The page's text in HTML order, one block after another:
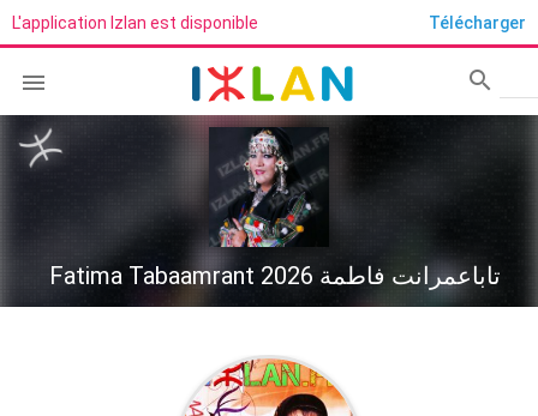
L'application Izlan est disponible Télécharger
 search
Fatima Tabaamrant تاباعمرانت فاطمة 2026